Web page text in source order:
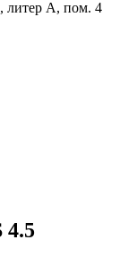
литер А, пом. 4
4.5